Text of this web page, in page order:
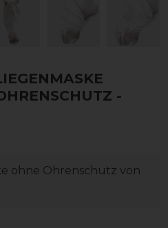
-
ohne Ohrenschutz von